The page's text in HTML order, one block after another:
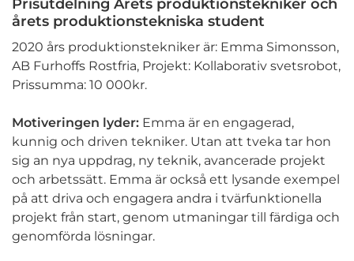
Prisutdelning Årets produktionstekniker och
årets produktionstekniska student
2020 års produktionstekniker är: Emma Simonsson,
AB Furhoffs Rostfria, Projekt: Kollaborativ svetsrobot,
Prissumma: 10 000kr.
Motiveringen lyder: Emma är en engagerad,
kunnig och driven tekniker. Utan att tveka tar hon
sig an nya uppdrag, ny teknik, avancerade projekt
och arbetssätt. Emma är också ett lysande exempel
på att driva och engagera andra i tvärfunktionella
projekt från start, genom utmaningar till färdiga och
genomförda lösningar.